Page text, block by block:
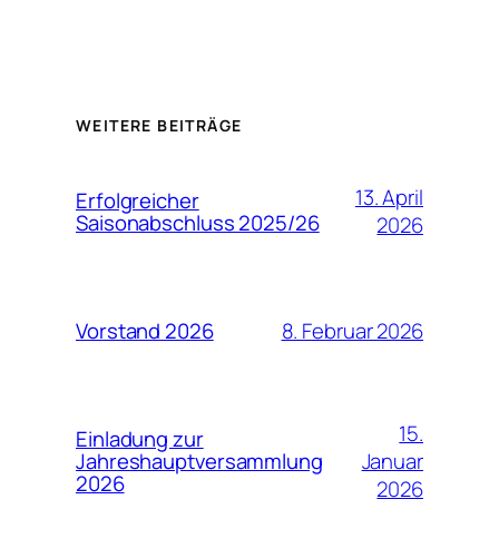
WEITERE BEITRÄGE
Erfolgreicher
Saisonabschluss 2025/26
13. April
2026
Vorstand 2026 8. Februar 2026
Einladung zur
Jahreshauptversammlung
2026
15.
Januar
2026